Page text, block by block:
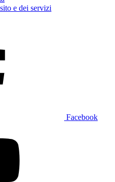
e dei servizi
Facebook